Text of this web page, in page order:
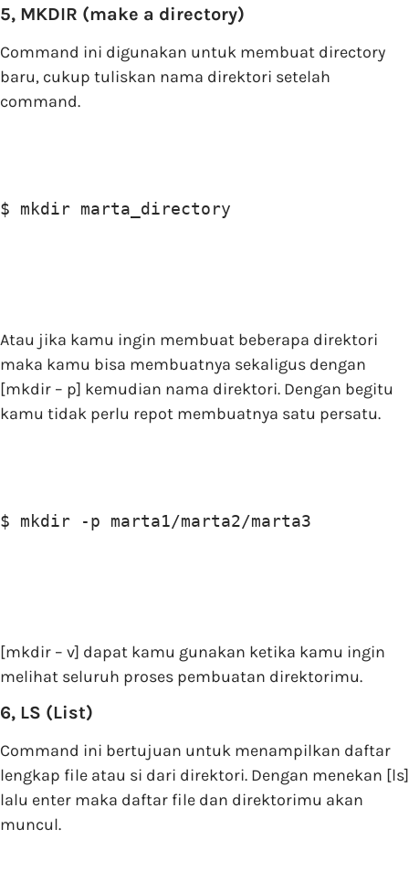
5, MKDIR (make a directory)
Command ini digunakan untuk membuat directory
baru, cukup tuliskan nama direktori setelah
command.
$ mkdir marta_directory
Atau jika kamu ingin membuat beberapa direktori
maka kamu bisa membuatnya sekaligus dengan
[mkdir – p] kemudian nama direktori. Dengan begitu
kamu tidak perlu repot membuatnya satu persatu.
$ mkdir -p marta1/marta2/marta3
[mkdir – v] dapat kamu gunakan ketika kamu ingin
melihat seluruh proses pembuatan direktorimu.
6, LS (List)
Command ini bertujuan untuk menampilkan daftar
lengkap file atau si dari direktori. Dengan menekan [ls]
lalu enter maka daftar file dan direktorimu akan
muncul.